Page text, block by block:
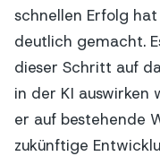
schnellen Erfolg
deutlich gemacht.
dieser Schritt auf
in der KI auswirken
er auf bestehende
zukünftige